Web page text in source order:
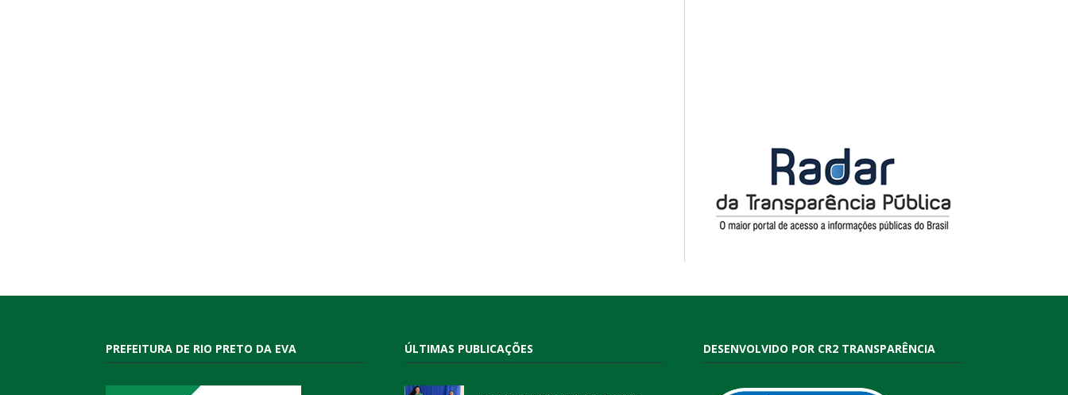
PREFEITURA DE RIO PRETO DA EVA ÚLTIMAS PUBLICAÇÕES DESENVOLVIDO POR CR2 TRANSPARÊNCIA